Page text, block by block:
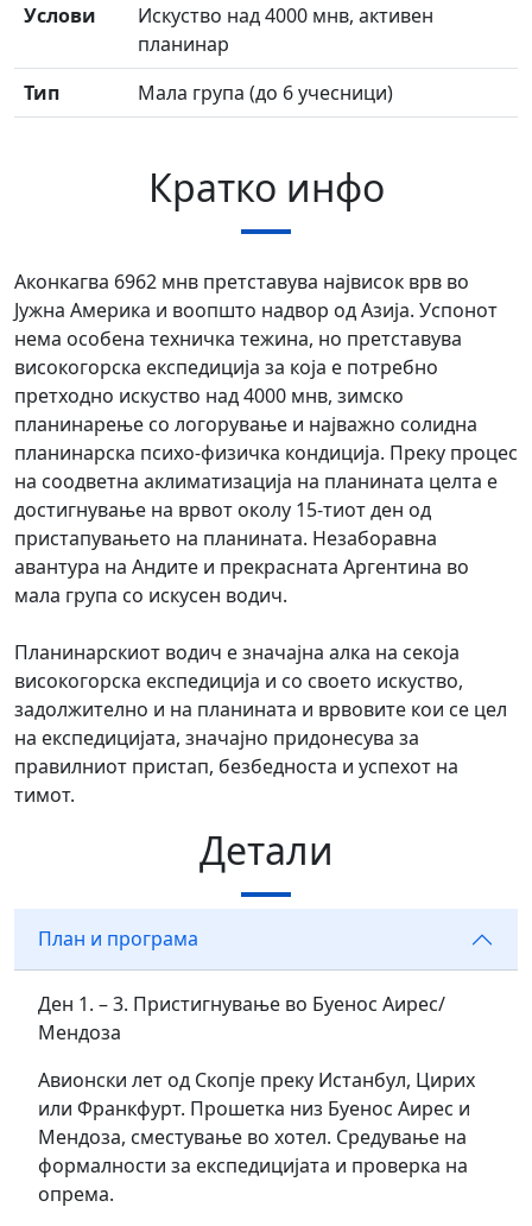
Услови
Искуство над 4000 мнв, активен
планинар
Тип
Мала група (до 6 учесници)
Кратко инфо
Аконкагва 6962 мнв претставува највисок врв во
Јужна Америка и воопшто надвор од Азија. Успонот
нема особена техничка тежина, но претставува
високогорска експедиција за која е потребно
претходно искуство над 4000 мнв, зимско
планинарење со логорување и најважно солидна
планинарска психо-физичка кондиција. Преку процес
на соодветна аклиматизација на планината целта е
достигнување на врвот околу 15-тиот ден од
пристапувањето на планината. Незаборавна
авантура на Андите и прекрасната Аргентина во
мала група со искусен водич.
Планинарскиот водич е значајна алка на секоја
високогорска експедиција и со своето искуство,
задолжително и на планината и врвовите кои се цел
на експедицијата, значајно придонесува за
правилниот пристап, безбедноста и успехот на
тимот.
Детали
План и програма
Ден 1. – 3. Пристигнување во Буенос Аирес/
Мендоза
Авионски лет од Скопје преку Истанбул, Цирих
или Франкфурт. Прошетка низ Буенос Аирес и
Мендоза, сместување во хотел. Средување на
формалности за експедицијата и проверка на
опрема.